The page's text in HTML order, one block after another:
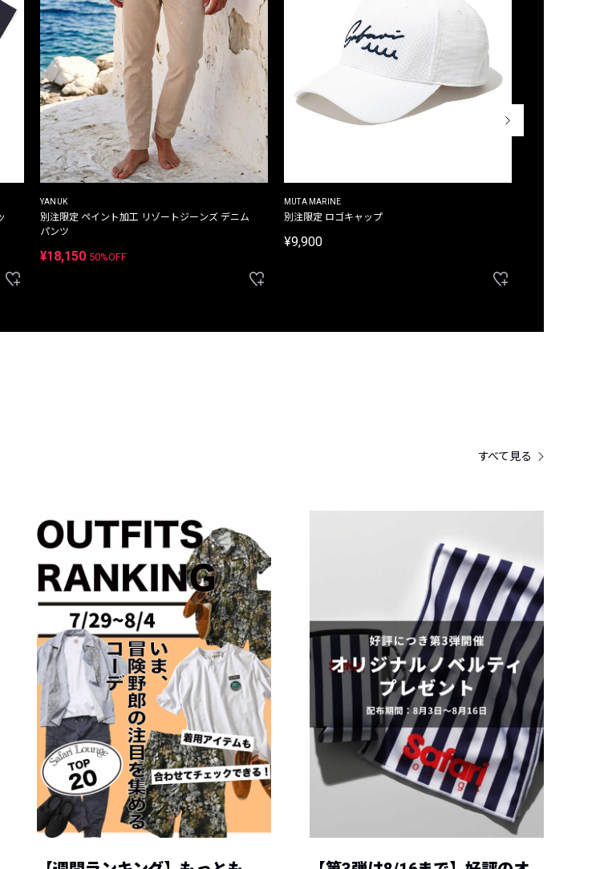
YANUK
別注限定 ペイント加工 リゾートジーンズ デニム
パンツ
¥18,150 50%OFF
MUTA MARINE
別注限定 ロゴキャップ
¥9,900
すべて見る